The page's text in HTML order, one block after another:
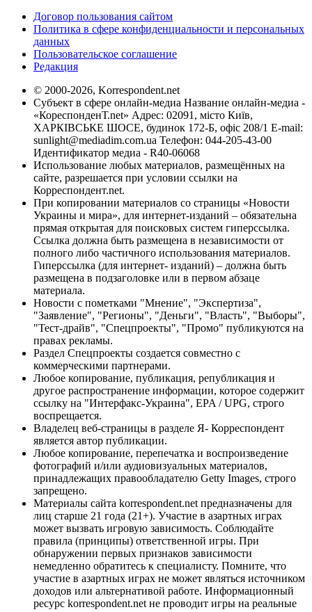
Договор пользования сайтом
Политика в сфере конфиденциальности и персональных
данных
Пользовательское соглашение
Редакция
© 2000-2026, Korrespondent.net
Субъект в сфере онлайн-медиа Название онлайн-медиа -
«КореспонденТ.net» Адрес: 02091, місто Київ,
ХАРКІВСЬКЕ ШОСЕ, будинок 172-Б, офіс 208/1 E-mail:
sunlight@mediadim.com.ua Телефон: 044-205-43-00
Идентификатор медиа - R40-06068
Использование любых материалов, размещённых на
сайте, разрешается при условии ссылки на
Корреспондент.net.
При копировании материалов со страницы «Новости
Украины и мира», для интернет-изданий – обязательна
прямая открытая для поисковых систем гиперссылка.
Ссылка должна быть размещена в независимости от
полного либо частичного использования материалов.
Гиперссылка (для интернет- изданий) – должна быть
размещена в подзаголовке или в первом абзаце
материала.
Новости с пометками "Мнение", "Экспертиза",
"Заявление", "Регионы", "Деньги", "Власть", "Выборы",
"Тест-драйв", "Спецпроекты", "Промо" публикуются на
правах рекламы.
Раздел Спецпроекты создается совместно с
коммерческими партнерами.
Любое копирование, публикация, републикация и
другое распространение информации, которое содержит
ссылку на "Интерфакс-Украина", EPA / UPG, строго
воспрещается.
Владелец веб-страницы в разделе Я- Корреспондент
является автор публикации.
Любое копирование, перепечатка и воспроизведение
фотографий и/или аудиовизуальных материалов,
принадлежащих правообладателю Getty Images, строго
запрещено.
Материалы сайта korrespondent.net предназначены для
лиц старше 21 года (21+). Участие в азартных играх
может вызвать игровую зависимость. Соблюдайте
правила (принципы) ответственной игры. При
обнаружении первых признаков зависимости
немедленно обратитесь к специалисту. Помните, что
участие в азартных играх не может являться источником
доходов или альтернативой работе. Информационный
ресурс korrespondent.net не проводит игры на реальные